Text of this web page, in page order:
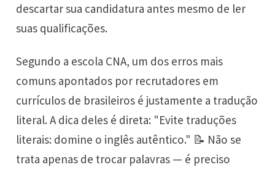
descartar sua candidatura antes mesmo de ler
suas qualificações.
Segundo a escola CNA, um dos erros mais
comuns apontados por recrutadores em
currículos de brasileiros é justamente a tradução
literal. A dica deles é direta: "Evite traduções
literais: domine o inglês autêntico." 📝 Não se
trata apenas de trocar palavras — é preciso